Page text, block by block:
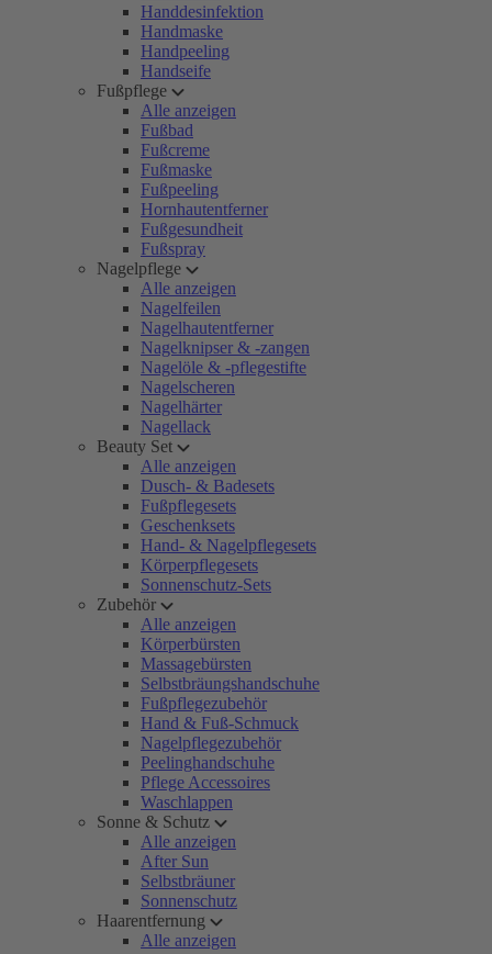
Handdesinfektion
Handmaske
Handpeeling
Handseife
Fußpflege
Alle anzeigen
Fußbad
Fußcreme
Fußmaske
Fußpeeling
Hornhautentferner
Fußgesundheit
Fußspray
Nagelpflege
Alle anzeigen
Nagelfeilen
Nagelhautentferner
Nagelknipser & -zangen
Nagelöle & -pflegestifte
Nagelscheren
Nagelhärter
Nagellack
Beauty Set
Alle anzeigen
Dusch- & Badesets
Fußpflegesets
Geschenksets
Hand- & Nagelpflegesets
Körperpflegesets
Sonnenschutz-Sets
Zubehör
Alle anzeigen
Körperbürsten
Massagebürsten
Selbstbräungshandschuhe
Fußpflegezubehör
Hand & Fuß-Schmuck
Nagelpflegezubehör
Peelinghandschuhe
Pflege Accessoires
Waschlappen
Sonne & Schutz
Alle anzeigen
After Sun
Selbstbräuner
Sonnenschutz
Haarentfernung
Alle anzeigen